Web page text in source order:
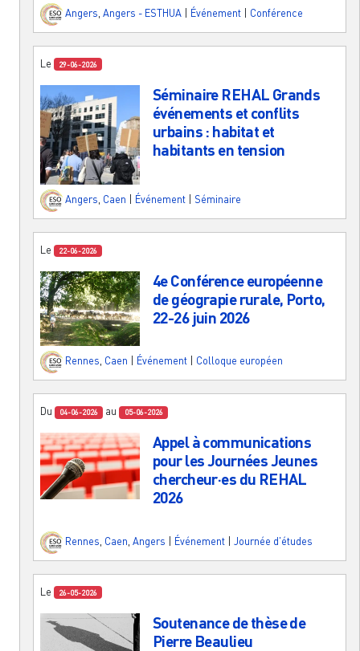
Angers Angers - ESTHUA Événement Conférence
Le 29-06-2026
Séminaire REHAL Grands
événements et conflits
urbains : habitat et
habitants en tension
Angers Caen Événement Séminaire
Le 22-06-2026
4e Conférence européenne
de géograpie rurale, Porto,
22-26 juin 2026
Rennes, Caen Événement Colloque européen
Du 04-06-2026 au 05-06-2026
Appel à communications
pour les Journées Jeunes
chercheur·es du REHAL
2026
Rennes Caen Angers Événement Journée d'études
Le 26-05-2026
Soutenance de thèse de
Pierre Beaulieu